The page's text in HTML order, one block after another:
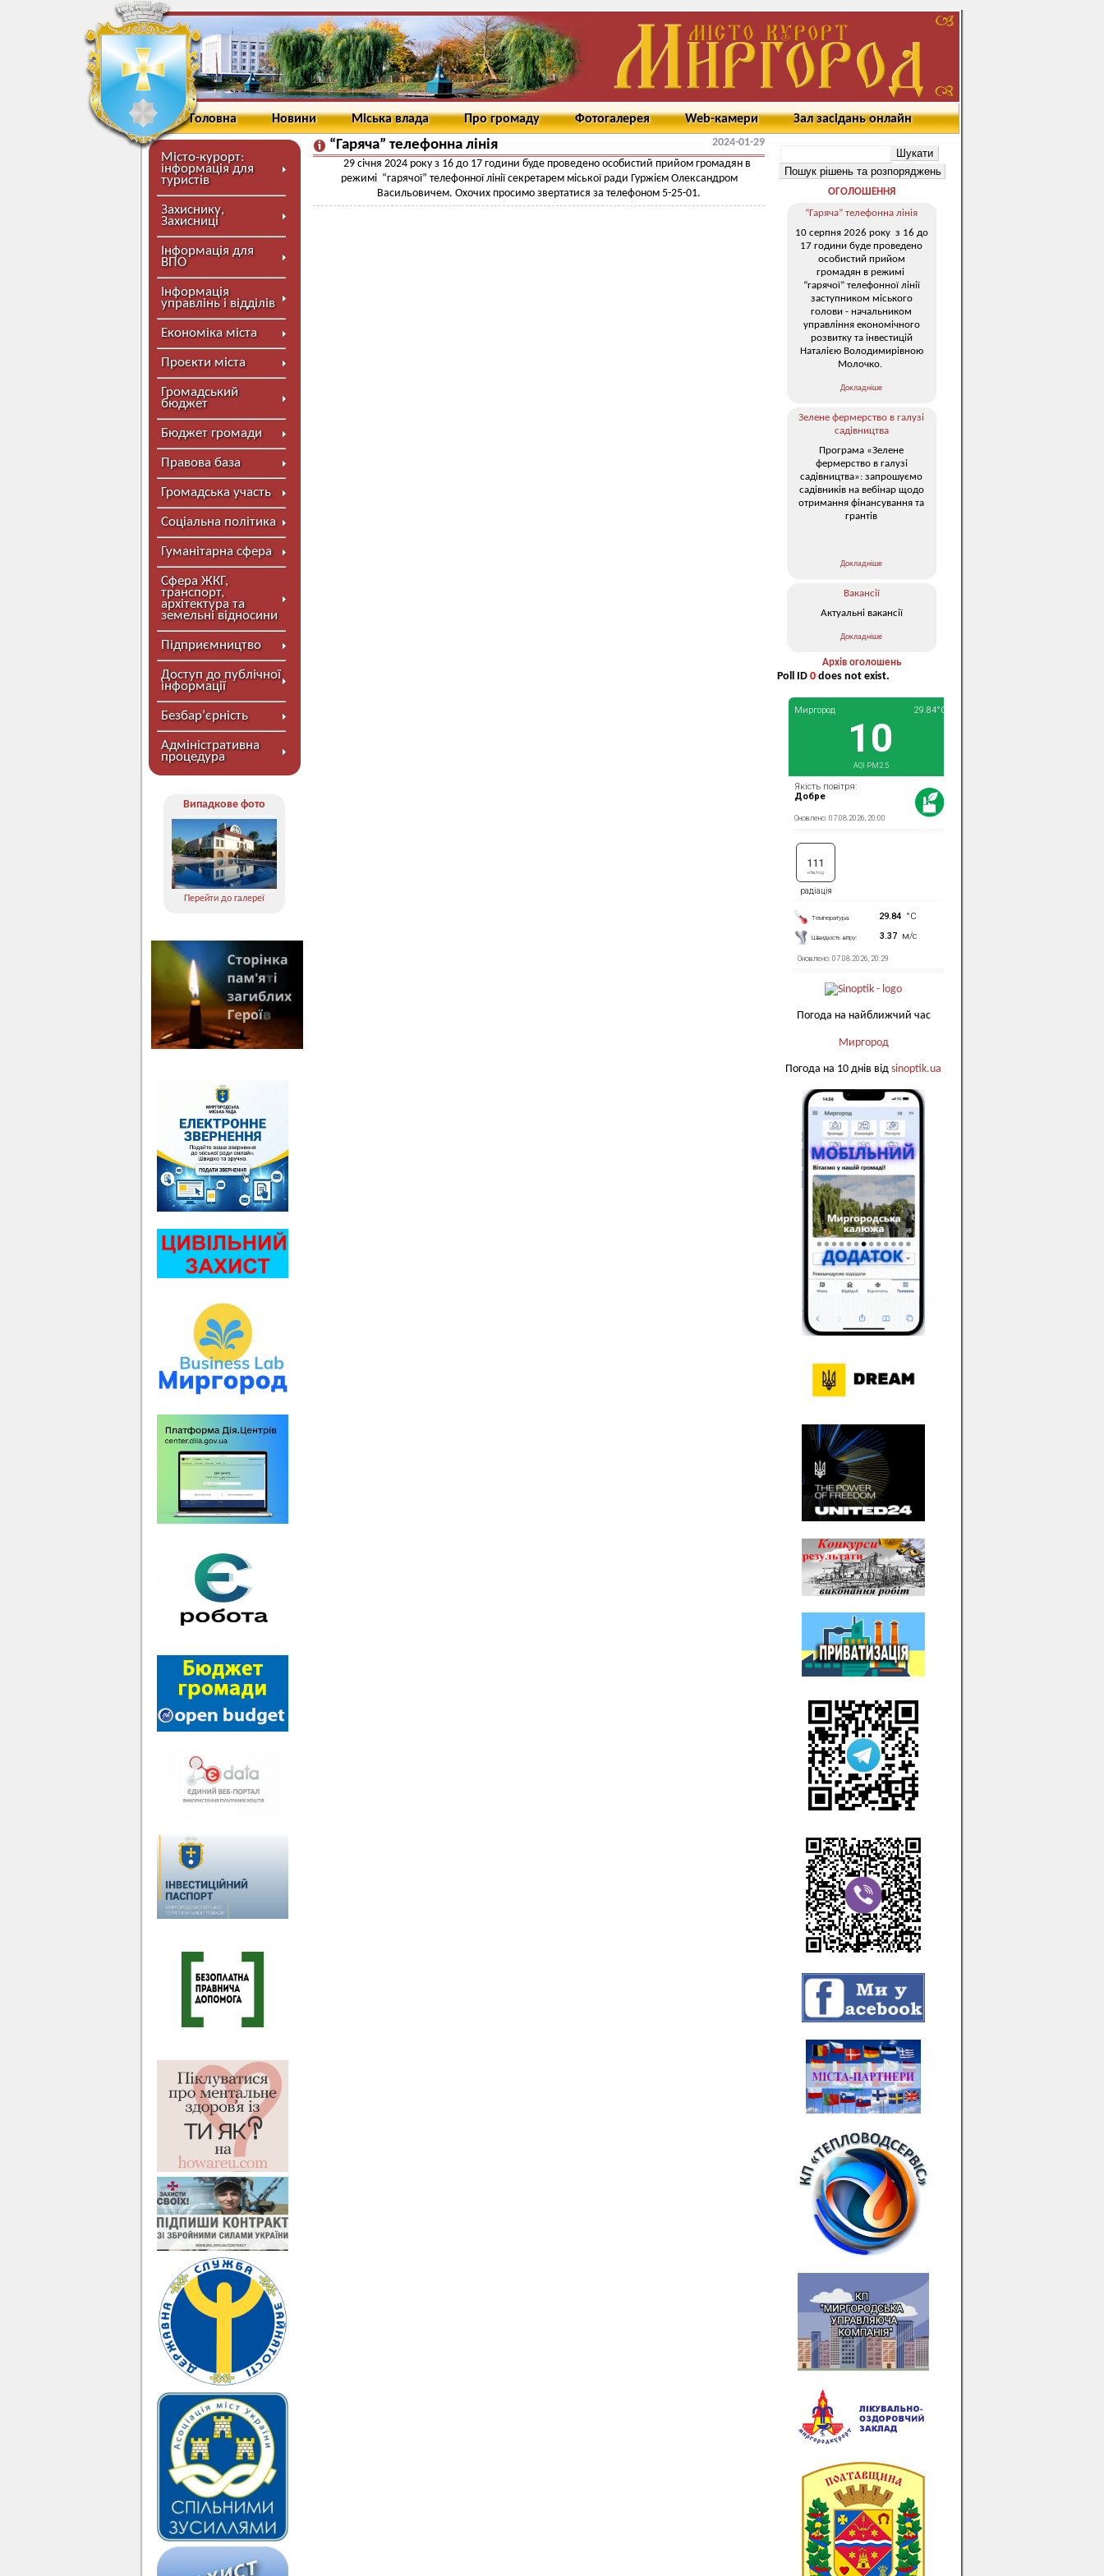
Головна Новини Міська влада Про громаду Фотогалерея Web-камери Зал засідань онлайн
Місто-курорт:
інформація для
туристів
Захиснику,
Захисниці
Інформація для
ВПО
Інформація
управлінь і відділів
Економіка міста
Проєкти міста
Громадський
бюджет
Бюджет громади
Правова база
Громадська участь
Соціальна політика
Гуманітарна сфера
Сфера ЖКГ,
транспорт,
архітектура та
земельні відносини
Підприємництво
Доступ до публічної
інформації
Безбар’єрність
Адміністративна
процедура
Випадкове фото
Перейти до галереї
“Гаряча” телефонна лінія
2024-01-29
29 січня 2024 року з 16 до 17 години буде проведено особистий прийом громадян в
режимі “гарячої” телефонної лінії секретарем міської ради Гуржієм Олександром
Васильовичем. Охочих просимо звертатися за телефоном 5-25-01.
ОГОЛОШЕННЯ
“Гаряча” телефонна лінія
10 серпня 2026 року з 16 до
17 години буде проведено
особистий прийом
громадян в режимі
“гарячої” телефонної лінії
заступником міського
голови - начальником
управління економічного
розвитку та інвестицій
Наталією Володимирівною
Молочко.
Докладніше
Зелене фермерство в галузі
садівництва
Програма «Зелене
фермерство в галузі
садівництва»: запрошуємо
садівників на вебінар щодо
отримання фінансування та
грантів
Докладніше
Вакансії
Актуальні вакансії
Докладніше
Архів оголошень
Poll ID 0 does not exist.
Погода на найближчий час
Миргород
Погода на 10 днів від sinoptik.ua